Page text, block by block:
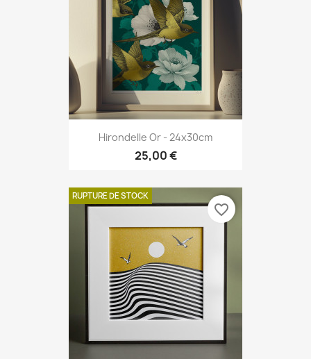
Hirondelle Or - 24x30cm
25,00 €
RUPTURE DE STOCK
favorite_border